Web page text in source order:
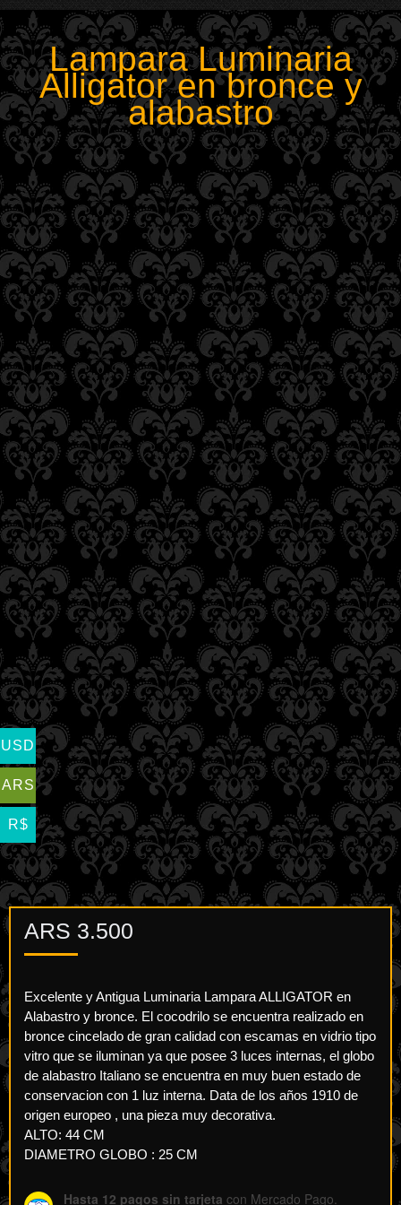
Lampara Luminaria
Alligator en bronce y
alabastro
ARS 3.500
Excelente y Antigua Luminaria Lampara ALLIGATOR en
Alabastro y bronce. El cocodrilo se encuentra realizado en
bronce cincelado de gran calidad con escamas en vidrio tipo
vitro que se iluminan ya que posee 3 luces internas, el globo
de alabastro Italiano se encuentra en muy buen estado de
conservacion con 1 luz interna. Data de los años 1910 de
origen europeo , una pieza muy decorativa.
ALTO: 44 CM
DIAMETRO GLOBO : 25 CM
Hasta 12 pagos sin tarjeta con Mercado Pago.
USD
ARS
R$